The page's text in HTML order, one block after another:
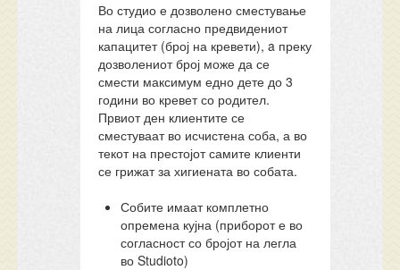
Во студио е дозволено сместување
на лица согласно предвидениот
капацитет (број на кревети), a преку
дозволениот број може да се
смести максимум едно дете до 3
години во кревет со родител.
Првиот ден клиентите се
сместуваат во исчистена соба, а во
текот на престојот самите клиенти
се грижат за хигиената во собата.
Собите имаат комплетно
опремена кујна (приборот е во
согласност со бројот на легла
во Studioto)